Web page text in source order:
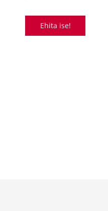
Ehita ise!